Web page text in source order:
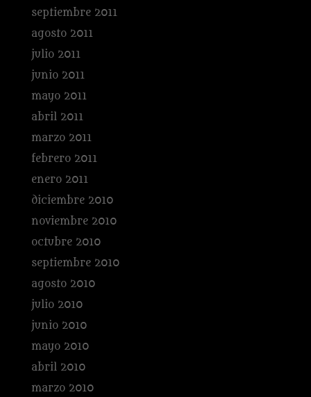
septiembre 2011
agosto 2011
julio 2011
junio 2011
mayo 2011
abril 2011
marzo 2011
febrero 2011
enero 2011
diciembre 2010
noviembre 2010
octubre 2010
septiembre 2010
agosto 2010
julio 2010
junio 2010
mayo 2010
abril 2010
marzo 2010